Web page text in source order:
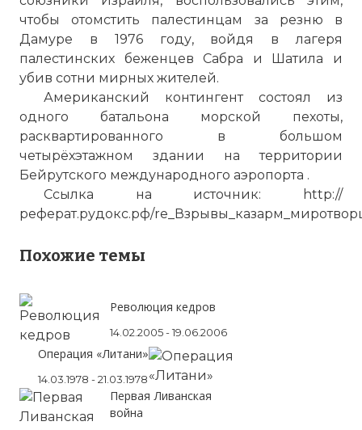
чтобы отомстить палестинцам за резню в
Дамуре в 1976 году, войдя в лагеря
палестинских беженцев Сабра и Шатила и
убив сотни мирных жителей.
Американский контингент состоял из
одного батальона морской пехоты,
расквартированного в большом
четырёхэтажном здании на территории
Бейрутского международного аэропорта .
Ссылка на источник: http://
реферат.рудокс.рф/
Похожие темы
Революция кедров
14.02.2005 - 19.06.2006
Операция «Литани»
14.03.1978 - 21.03.1978
Первая Ливанская
война